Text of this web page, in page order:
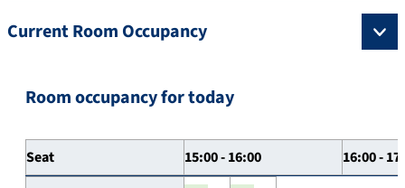
Current Room Occupancy
Room occupancy for today
Seat 15:00 - 16:00 16:00 -